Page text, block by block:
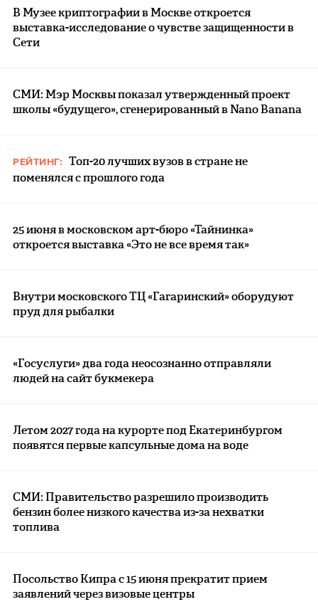
В Музее криптографии в Москве откроется
выставка-исследование о чувстве защищенности в
Сети
СМИ: Мэр Москвы показал утвержденный проект
школы «будущего», сгенерированный в Nano Banana
РЕЙТИНГ: Топ-20 лучших вузов в стране не
поменялся с прошлого года
25 июня в московском арт-бюро «Тайнинка»
откроется выставка «Это не все время так»
Внутри московского ТЦ «Гагаринский» оборудуют
пруд для рыбалки
«Госуслуги» два года неосознанно отправляли
людей на сайт букмекера
Летом 2027 года на курорте под Екатеринбургом
появятся первые капсульные дома на воде
СМИ: Правительство разрешило производить
бензин более низкого качества из-за нехватки
топлива
Посольство Кипра с 15 июня прекратит прием
заявлений через визовые центры